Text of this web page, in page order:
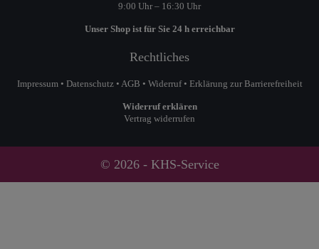
9:00 Uhr – 16:30 Uhr
Unser Shop ist für Sie 24 h erreichbar
Rechtliches
Impressum• Datenschutz• AGB • Widerruf• Erklärung zur Barrierefreiheit
Widerruf erklären
Vertrag widerrufen
© 2026 - KHS-Service